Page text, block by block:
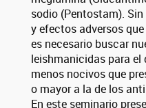
sodio (Pentostam).
y efectos adversos
es necesario buscar
leishmanicidas para
menos nocivos que
o mayor a la de los
En este seminario